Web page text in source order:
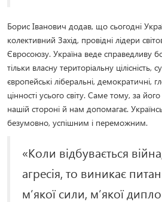
Борис Іванович додав, що сьогодні
колективний Захід, провідні лідери
Євросоюзу. Україна веде справедливу
тільки власну територіальну цілісність,
європейські ліберальні, демократичні,
цінності усього світу. Саме тому, за
нашій стороні й нам допомагає.
безумовно, успішним і переможним.
«Коли відбувається
агресія, то виникає
м’якої сили, м’якої